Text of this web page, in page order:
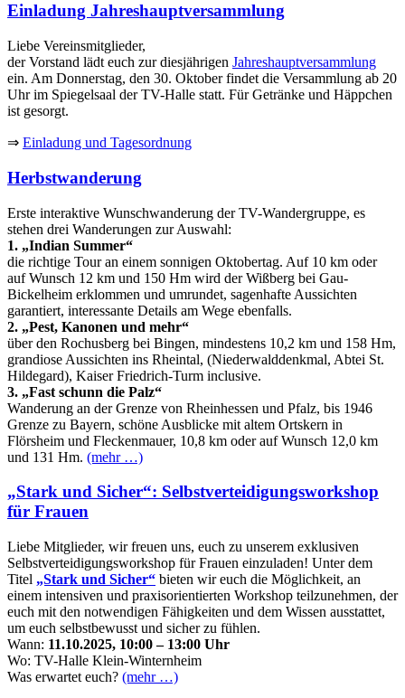
Einladung Jahreshauptversammlung
Liebe Vereinsmitglieder,
der Vorstand lädt euch zur diesjährigen Jahreshauptversammlung
ein. Am Donnerstag, den 30. Oktober findet die Versammlung ab 20
Uhr im Spiegelsaal der TV-Halle statt. Für Getränke und Häppchen
ist gesorgt.
⇒ Einladung und Tagesordnung
Herbstwanderung
Erste interaktive Wunschwanderung der TV-Wandergruppe, es
stehen drei Wanderungen zur Auswahl:
1. „Indian Summer“
die richtige Tour an einem sonnigen Oktobertag. Auf 10 km oder
auf Wunsch 12 km und 150 Hm wird der Wißberg bei Gau-
Bickelheim erklommen und umrundet, sagenhafte Aussichten
garantiert, interessante Details am Wege ebenfalls.
2. „Pest, Kanonen und mehr“
über den Rochusberg bei Bingen, mindestens 10,2 km und 158 Hm,
grandiose Aussichten ins Rheintal, (Niederwalddenkmal, Abtei St.
Hildegard), Kaiser Friedrich-Turm inclusive.
3. „Fast schunn die Palz“
Wanderung an der Grenze von Rheinhessen und Pfalz, bis 1946
Grenze zu Bayern, schöne Ausblicke mit altem Ortskern in
Flörsheim und Fleckenmauer, 10,8 km oder auf Wunsch 12,0 km
und 131 Hm. (mehr …)
„Stark und Sicher“: Selbstverteidigungsworkshop
für Frauen
Liebe Mitglieder, wir freuen uns, euch zu unserem exklusiven
Selbstverteidigungsworkshop für Frauen einzuladen! Unter dem
Titel „Stark und Sicher“ bieten wir euch die Möglichkeit, an
einem intensiven und praxisorientierten Workshop teilzunehmen, der
euch mit den notwendigen Fähigkeiten und dem Wissen ausstattet,
um euch selbstbewusst und sicher zu fühlen.
Wann: 11.10.2025, 10:00 – 13:00 Uhr
Wo: TV-Halle Klein-Winternheim
Was erwartet euch? (mehr …)